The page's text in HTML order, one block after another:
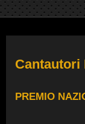
PREMIO